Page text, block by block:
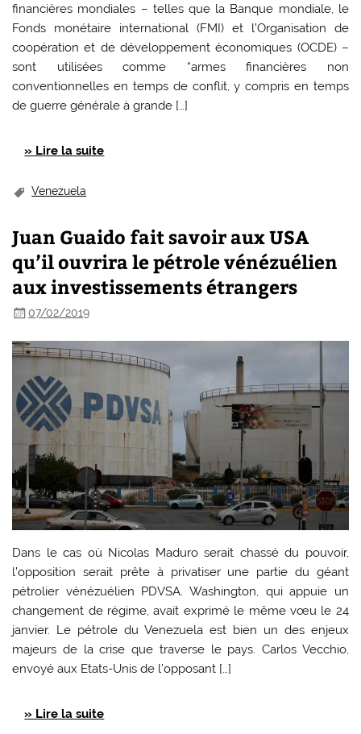
financières mondiales – telles que la Banque mondiale, le
Fonds monétaire international (FMI) et l’Organisation de
coopération et de développement économiques (OCDE) –
sont utilisées comme “armes financières non
conventionnelles en temps de conflit, y compris en temps
de guerre générale à grande […]
» Lire la suite
Venezuela
Juan Guaido fait savoir aux USA
qu’il ouvrira le pétrole vénézuélien
aux investissements étrangers
07/02/2019
Dans le cas où Nicolas Maduro serait chassé du pouvoir,
l’opposition serait prête à privatiser une partie du géant
pétrolier vénézuélien PDVSA. Washington, qui appuie un
changement de régime, avait exprimé le même vœu le 24
janvier. Le pétrole du Venezuela est bien un des enjeux
majeurs de la crise que traverse le pays. Carlos Vecchio,
envoyé aux Etats-Unis de l’opposant […]
» Lire la suite